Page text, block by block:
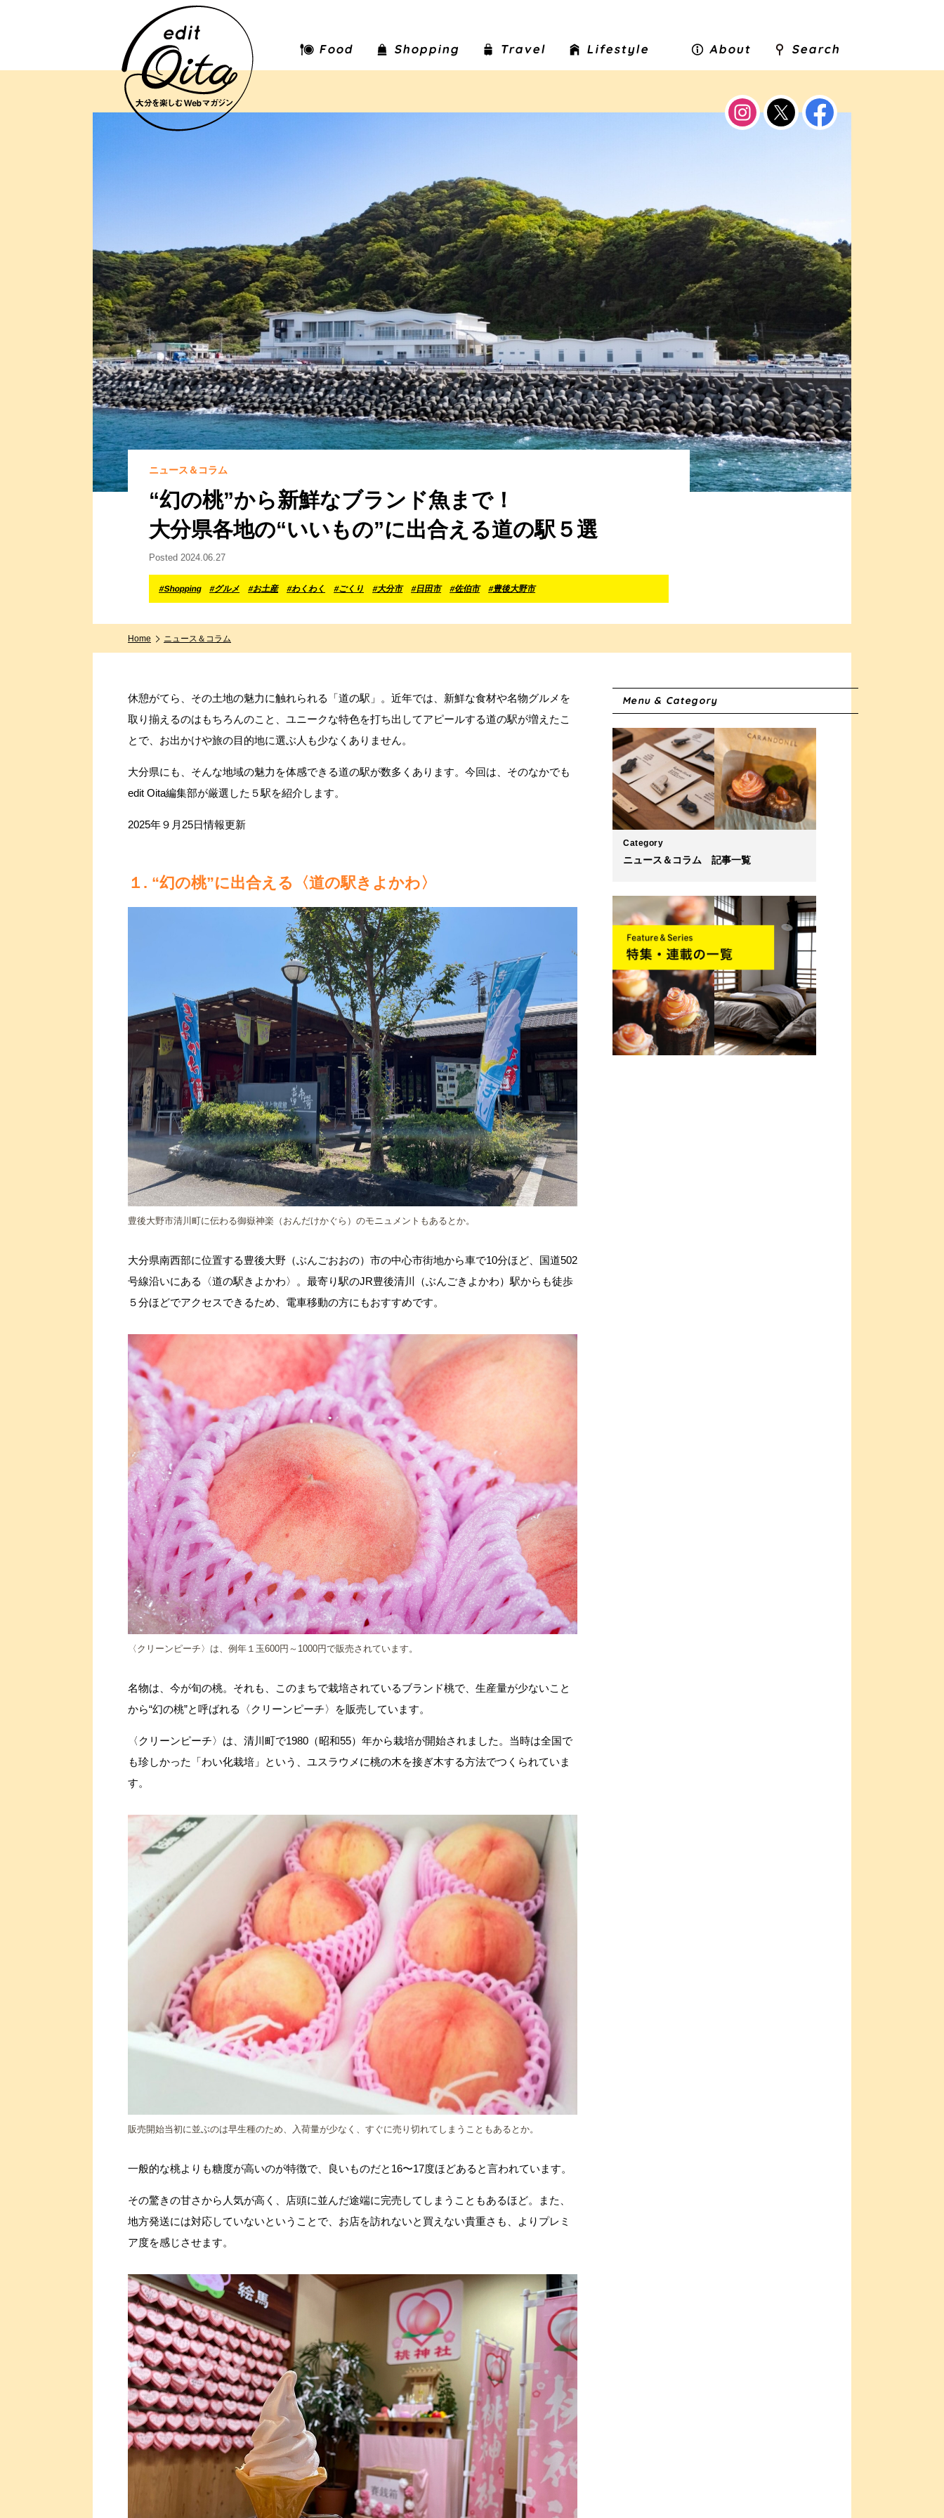
Food Shopping Travel Lifestyle About Search
ニュース＆コラム
“幻の桃”から新鮮なブランド魚まで！
大分県各地の“いいもの”に出合える道の駅５選
Posted 2024.06.27
#Shopping #グルメ #お土産 #わくわく #ごくり #大分市 #日田市 #佐伯市 #豊後大野市
Home ニュース＆コラム
休憩がてら、その土地の魅力に触れられる「道の駅」。近年では、新鮮な食材や名物グルメを
取り揃えるのはもちろんのこと、ユニークな特色を打ち出してアピールする道の駅が増えたこ
とで、お出かけや旅の目的地に選ぶ人も少なくありません。
大分県にも、そんな地域の魅力を体感できる道の駅が数多くあります。今回は、そのなかでも
edit Oita編集部が厳選した５駅を紹介します。
2025年９月25日情報更新
１. “幻の桃”に出合える〈道の駅きよかわ〉
豊後大野市清川町に伝わる御嶽神楽（おんだけかぐら）のモニュメントもあるとか。
大分県南西部に位置する豊後大野（ぶんごおおの）市の中心市街地から車で10分ほど、国道502
号線沿いにある〈道の駅きよかわ〉。最寄り駅のJR豊後清川（ぶんごきよかわ）駅からも徒歩
５分ほどでアクセスできるため、電車移動の方にもおすすめです。
〈クリーンピーチ〉は、例年１玉600円～1000円で販売されています。
名物は、今が旬の桃。それも、このまちで栽培されているブランド桃で、生産量が少ないこと
から“幻の桃”と呼ばれる〈クリーンピーチ〉を販売しています。
〈クリーンピーチ〉は、清川町で1980（昭和55）年から栽培が開始されました。当時は全国で
も珍しかった「わい化栽培」という、ユスラウメに桃の木を接ぎ木する方法でつくられていま
す。
販売開始当初に並ぶのは早生種のため、入荷量が少なく、すぐに売り切れてしまうこともあるとか。
一般的な桃よりも糖度が高いのが特徴で、良いものだと16〜17度ほどあると言われています。
その驚きの甘さから人気が高く、店頭に並んだ途端に完売してしまうこともあるほど。また、
地方発送には対応していないということで、お店を訪れないと買えない貴重さも、よりプレミ
ア度を感じさせます。
Menu & Category
Category
ニュース＆コラム 記事一覧